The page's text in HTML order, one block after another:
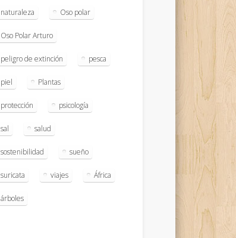
naturaleza Oso polar
Oso Polar Arturo
peligro de extinción pesca
piel Plantas
protección psicología
sal salud
sostenibilidad sueño
suricata viajes África
árboles